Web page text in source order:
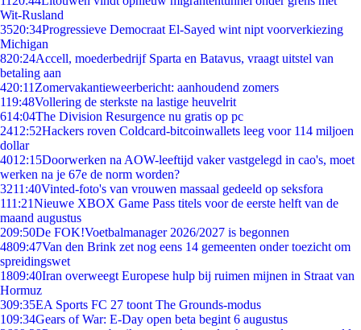
Wit-Rusland
3520:34Progressieve Democraat El-Sayed wint nipt voorverkiezing
Michigan
820:24Accell, moederbedrijf Sparta en Batavus, vraagt uitstel van
betaling aan
420:11 Zomervakantieweerbericht: aanhoudend zomers
119:48Vollering de sterkste na lastige heuvelrit
614:04The Division Resurgence nu gratis op pc
2412:52Hackers roven Coldcard-bitcoinwallets leeg voor 114 miljoen
dollar
4012:15Doorwerken na AOW-leeftijd vaker vastgelegd in cao's, moet
werken na je 67e de norm worden?
3211:40Vinted-foto's van vrouwen massaal gedeeld op seksfora
111:21Nieuwe XBOX Game Pass titels voor de eerste helft van de
maand augustus
209:50De FOK!Voetbalmanager 2026/2027 is begonnen
4809:47Van den Brink zet nog eens 14 gemeenten onder toezicht om
spreidingswet
1809:40Iran overweegt Europese hulp bij ruimen mijnen in Straat van
Hormuz
309:35EA Sports FC 27 toont The Grounds-modus
109:34Gears of War: E-Day open beta begint 6 augustus